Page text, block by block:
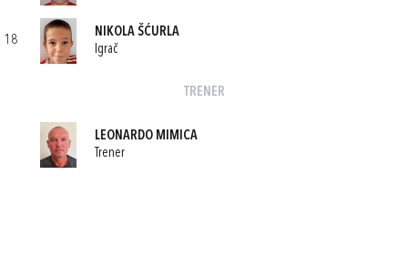
18
NIKOLA ŠĆURLA
Igrač
TRENER
LEONARDO MIMICA
Trener